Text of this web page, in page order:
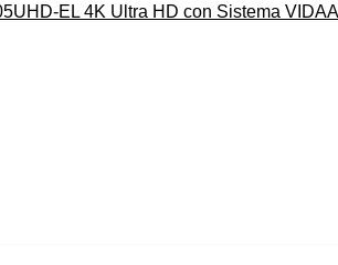
EL 4K Ultra HD con Sistema VIDAA